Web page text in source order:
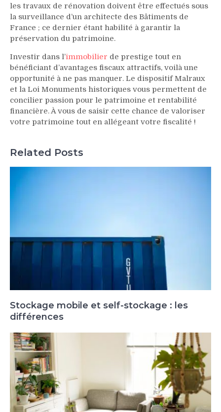
les travaux de rénovation doivent être effectués sous
la surveillance d’un architecte des Bâtiments de
France ; ce dernier étant habilité à garantir la
préservation du patrimoine.
Investir dans l’immobilier de prestige tout en
bénéficiant d’avantages fiscaux attractifs, voilà une
opportunité à ne pas manquer. Le dispositif Malraux
et la Loi Monuments historiques vous permettent de
concilier passion pour le patrimoine et rentabilité
financière. À vous de saisir cette chance de valoriser
votre patrimoine tout en allégeant votre fiscalité !
Related Posts
Stockage mobile et self-stockage : les
différences